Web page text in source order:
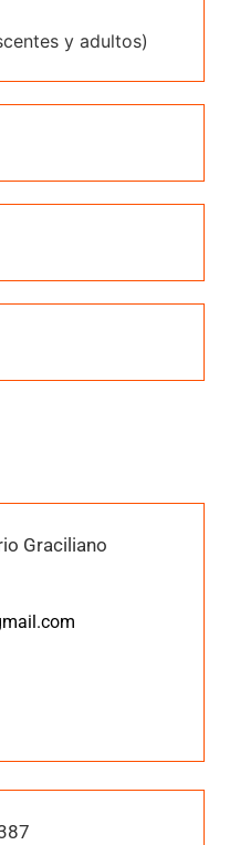
y adultos)
Graciliano